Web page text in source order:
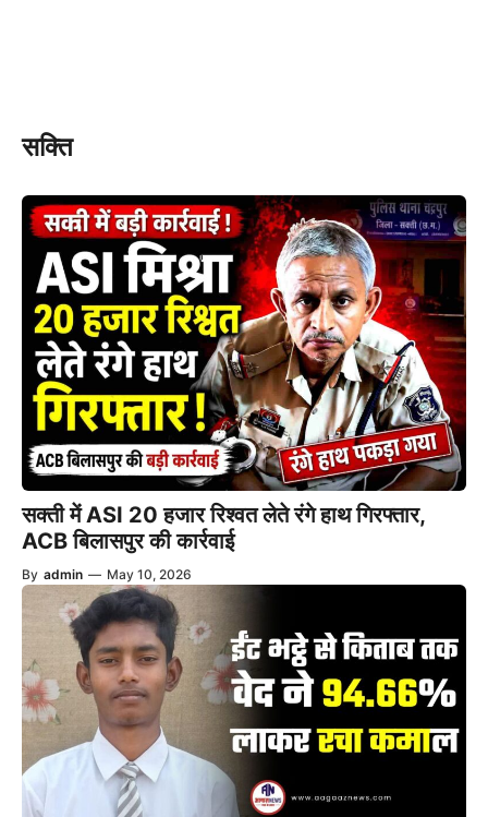
सक्ति
सक्ती में ASI 20 हजार रिश्वत लेते रंगे हाथ गिरफ्तार,
ACB बिलासपुर की कार्रवाई
By admin — May 10, 2026